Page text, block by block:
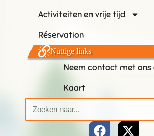
Activiteiten en vrije tijd
Réservation
Nuttige links
Neem contact met ons
Kaart